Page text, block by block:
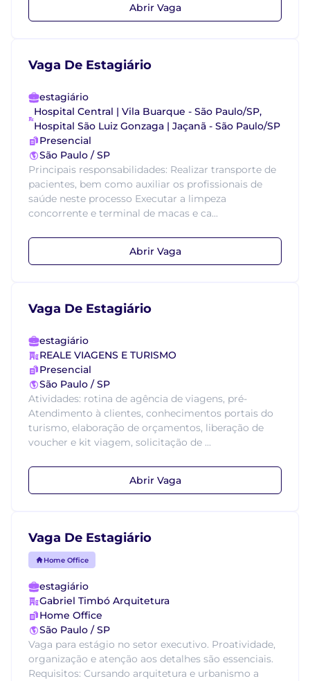
Abrir Vaga
Vaga De Estagiário
estagiário
Hospital Central | Vila Buarque - São Paulo/SP,
Hospital São Luiz Gonzaga | Jaçanã - São Paulo/SP
Presencial
São Paulo / SP
Principais responsabilidades: Realizar transporte de
pacientes, bem como auxiliar os profissionais de
saúde neste processo Executar a limpeza
concorrente e terminal de macas e ca...
Abrir Vaga
Vaga De Estagiário
estagiário
REALE VIAGENS E TURISMO
Presencial
São Paulo / SP
Atividades: rotina de agência de viagens, pré-
Atendimento à clientes, conhecimentos portais do
turismo, elaboração de orçamentos, liberação de
voucher e kit viagem, solicitação de ...
Abrir Vaga
Vaga De Estagiário
Home Office
estagiário
Gabriel Timbó Arquitetura
Home Office
São Paulo / SP
Vaga para estágio no setor executivo. Proatividade,
organização e atenção aos detalhes são essenciais.
Requisitos: Cursando arquitetura e urbanismo a